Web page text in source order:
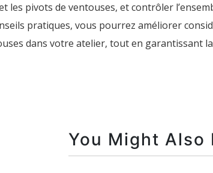
les pivots de ventouses, et contrôler
pratiques, vous pourrez améliorer
dans votre atelier, tout en garantissant
You Might Also